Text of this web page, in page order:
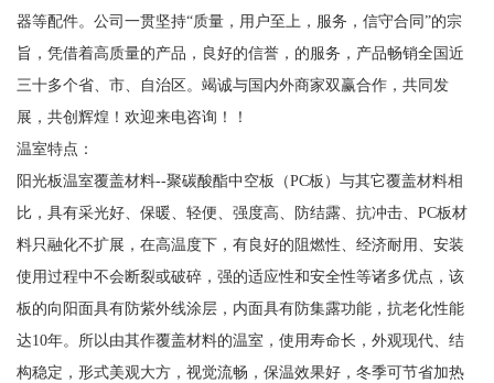
器等配件。公司一贯坚持“质量，用户至上，服务，信守合同”的宗
旨，凭借着高质量的产品，良好的信誉，的服务，产品畅销全国近
三十多个省、市、自治区。竭诚与国内外商家双赢合作，共同发
展，共创辉煌！欢迎来电咨询！！
温室特点：
阳光板温室覆盖材料--聚碳酸酯中空板（PC板）与其它覆盖材料相
比，具有采光好、保暖、轻便、强度高、防结露、抗冲击、PC板材
料只融化不扩展，在高温度下，有良好的阻燃性、经济耐用、安装
使用过程中不会断裂或破碎，强的适应性和安全性等诸多优点，该
板的向阳面具有防紫外线涂层，内面具有防集露功能，抗老化性能
达10年。所以由其作覆盖材料的温室，使用寿命长，外观现代、结
构稳定，形式美观大方，视觉流畅，保温效果好，冬季可节省加热